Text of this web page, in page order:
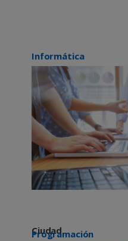
Informática
Ciudad
Programación